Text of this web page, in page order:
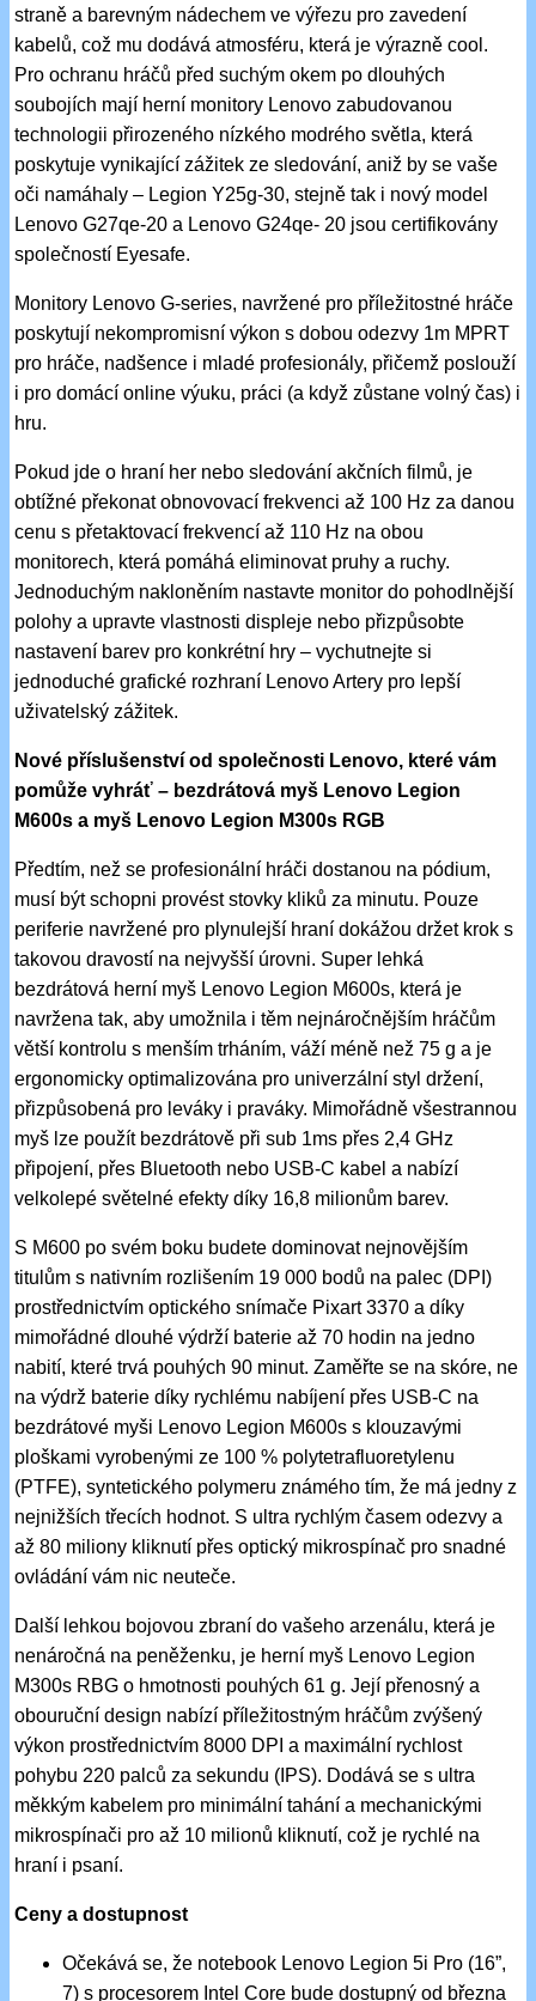
straně a barevným nádechem ve výřezu pro zavedení
kabelů, což mu dodává atmosféru, která je výrazně cool.
Pro ochranu hráčů před suchým okem po dlouhých
soubojích mají herní monitory Lenovo zabudovanou
technologii přirozeného nízkého modrého světla, která
poskytuje vynikající zážitek ze sledování, aniž by se vaše
oči namáhaly – Legion Y25g-30, stejně tak i nový model
Lenovo G27qe-20 a Lenovo G24qe- 20 jsou certifikovány
společností Eyesafe.
Monitory Lenovo G-series, navržené pro příležitostné hráče
poskytují nekompromisní výkon s dobou odezvy 1m MPRT
pro hráče, nadšence i mladé profesionály, přičemž poslouží
i pro domácí online výuku, práci (a když zůstane volný čas) i
hru.
Pokud jde o hraní her nebo sledování akčních filmů, je
obtížné překonat obnovovací frekvenci až 100 Hz za danou
cenu s přetaktovací frekvencí až 110 Hz na obou
monitorech, která pomáhá eliminovat pruhy a ruchy.
Jednoduchým nakloněním nastavte monitor do pohodlnější
polohy a upravte vlastnosti displeje nebo přizpůsobte
nastavení barev pro konkrétní hry – vychutnejte si
jednoduché grafické rozhraní Lenovo Artery pro lepší
uživatelský zážitek.
Nové příslušenství od společnosti Lenovo, které vám
pomůže vyhráť – bezdrátová myš Lenovo Legion
M600s a myš Lenovo Legion M300s RGB
Předtím, než se profesionální hráči dostanou na pódium,
musí být schopni provést stovky kliků za minutu. Pouze
periferie navržené pro plynulejší hraní dokážou držet krok s
takovou dravostí na nejvyšší úrovni. Super lehká
bezdrátová herní myš Lenovo Legion M600s, která je
navržena tak, aby umožnila i těm nejnáročnějším hráčům
větší kontrolu s menším trháním, váží méně než 75 g a je
ergonomicky optimalizována pro univerzální styl držení,
přizpůsobená pro leváky i praváky. Mimořádně všestrannou
myš lze použít bezdrátově při sub 1ms přes 2,4 GHz
připojení, přes Bluetooth nebo USB-C kabel a nabízí
velkolepé světelné efekty díky 16,8 milionům barev.
S M600 po svém boku budete dominovat nejnovějším
titulům s nativním rozlišením 19 000 bodů na palec (DPI)
prostřednictvím optického snímače Pixart 3370 a díky
mimořádné dlouhé výdrží baterie až 70 hodin na jedno
nabití, které trvá pouhých 90 minut. Zaměřte se na skóre, ne
na výdrž baterie díky rychlému nabíjení přes USB-C na
bezdrátové myši Lenovo Legion M600s s klouzavými
ploškami vyrobenými ze 100 % polytetrafluoretylenu
(PTFE), syntetického polymeru známého tím, že má jedny z
nejnižších třecích hodnot. S ultra rychlým časem odezvy a
až 80 miliony kliknutí přes optický mikrospínač pro snadné
ovládání vám nic neuteče.
Další lehkou bojovou zbraní do vašeho arzenálu, která je
nenáročná na peněženku, je herní myš Lenovo Legion
M300s RBG o hmotnosti pouhých 61 g. Její přenosný a
obouruční design nabízí příležitostným hráčům zvýšený
výkon prostřednictvím 8000 DPI a maximální rychlost
pohybu 220 palců za sekundu (IPS). Dodává se s ultra
měkkým kabelem pro minimální tahání a mechanickými
mikrospínači pro až 10 milionů kliknutí, což je rychlé na
hraní i psaní.
Ceny a dostupnost
Očekává se, že notebook Lenovo Legion 5i Pro (16”,
7) s procesorem Intel Core bude dostupný od března